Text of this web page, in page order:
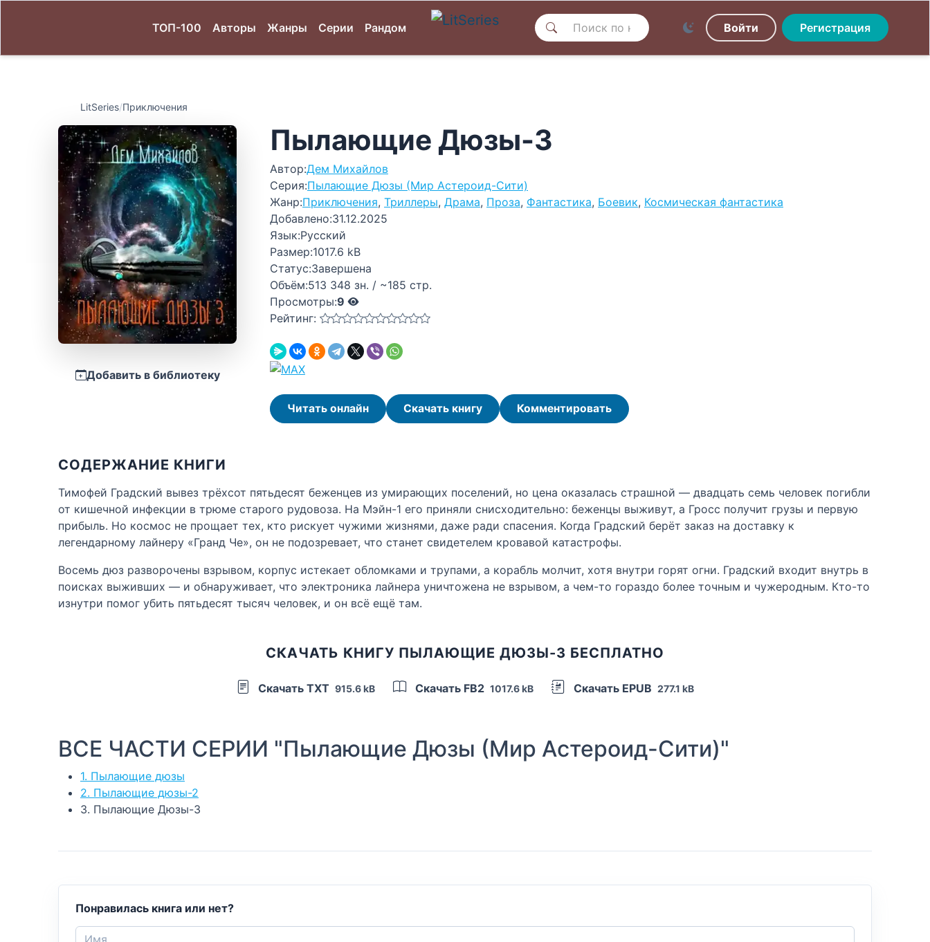
ТОП-100 Авторы Жанры Серии Рандом Войти Регистрация
LitSeries/Приключения
Добавить в библиотеку
Пылающие Дюзы-3
Автор:Дем Михайлов
Серия:Пылающие Дюзы (Мир Астероид-Сити)
Жанр:Приключения, Триллеры, Драма, Проза, Фантастика, Боевик, Космическая фантастика
Добавлено:31.12.2025
Язык:Русский
Размер:1017.6 kB
Статус:Завершена
Объём:513 348 зн. / ~185 стр.
Просмотры:9
Рейтинг:
Читать онлайн Скачать книгу Комментировать
СОДЕРЖАНИЕ КНИГИ
Тимофей Градский вывез трёхсот пятьдесят беженцев из умирающих поселений, но цена оказалась страшной — двадцать семь человек погибли
от кишечной инфекции в трюме старого рудовоза. На Мэйн-1 его приняли снисходительно: беженцы выживут, а Гросс получит грузы и первую
прибыль. Но космос не прощает тех, кто рискует чужими жизнями, даже ради спасения. Когда Градский берёт заказ на доставку к
легендарному лайнеру «Гранд Че», он не подозревает, что станет свидетелем кровавой катастрофы.
Восемь дюз разворочены взрывом, корпус истекает обломками и трупами, а корабль молчит, хотя внутри горят огни. Градский входит внутрь в
поисках выживших — и обнаруживает, что электроника лайнера уничтожена не взрывом, а чем-то гораздо более точным и чужеродным. Кто-то
изнутри помог убить пятьдесят тысяч человек, и он всё ещё там.
СКАЧАТЬ КНИГУ ПЫЛАЮЩИЕ ДЮЗЫ-3 БЕСПЛАТНО
Скачать TXT 915.6 kB Скачать FB2 1017.6 kB Скачать EPUB 277.1 kB
ВСЕ ЧАСТИ СЕРИИ "Пылающие Дюзы (Мир Астероид-Сити)"
1. Пылающие дюзы
2. Пылающие дюзы-2
3. Пылающие Дюзы-3
Понравилась книга или нет?